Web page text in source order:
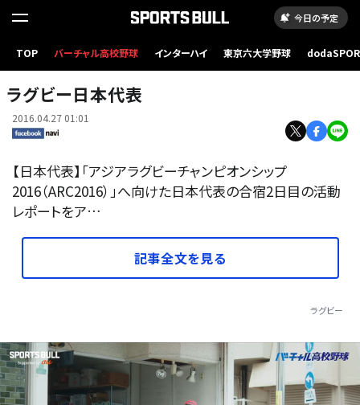
今日の予定
TOP バーチャル高校野球 インターハイ 東京六大学野球
ラグビー日本代表
2016.04.27 01:01
【日本代表】「アジアラグビーチャンピオンシップ
2016（ARC2016）」へ向けた日本代表の合宿2日目の活動
レポートをア…
記事全文を見る
ラグビー